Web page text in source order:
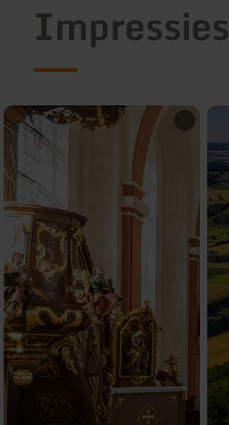
Impressies